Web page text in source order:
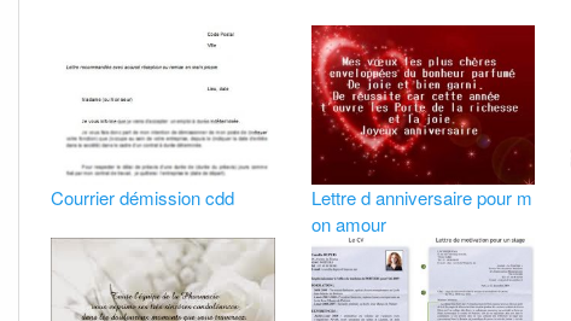
Courrier démission cdd
Lettre d anniversaire pour m
on amour